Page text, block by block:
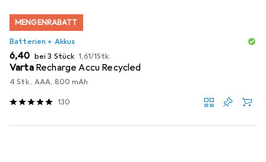
MENGENRABATT
Batterien + Akkus
EUR
6,40 bei 3 Stück EUR
1,61/1Stk.
Varta Recharge Accu Recycled
4 Stk., AAA, 800 mAh
130